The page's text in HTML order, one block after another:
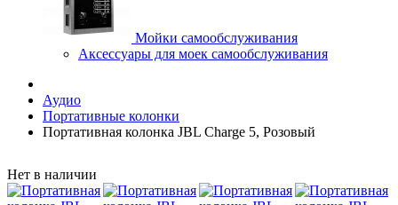
Мойки самообслуживания
Аксессуары для моек самообслуживания
Аудио
Портативные колонки
Портативная колонка JBL Charge 5, Розовый
Нет в наличии